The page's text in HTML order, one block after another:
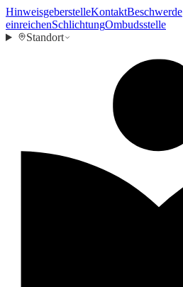
HinweisgeberstelleKontaktBeschwerde
einreichenSchlichtungOmbudsstelle
Standort